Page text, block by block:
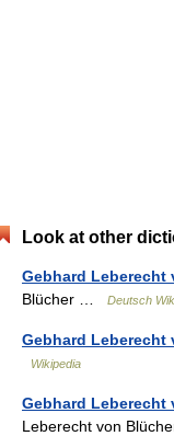
Look at other
Gebhard Leberecht
Blücher …
Deutsch
Gebhard Leberecht
Wikipedia
Gebhard Leberecht
Leberecht von